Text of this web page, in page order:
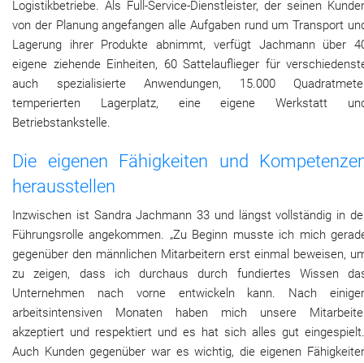
Logistikbetriebe. Als Full-Service-Dienstleister, der seinen
von der Planung angefangen alle Aufgaben rund um Transport
Lagerung ihrer Produkte abnimmt, verfügt Jachmann über
eigene ziehende Einheiten, 60 Sattelauflieger für
auch spezialisierte Anwendungen, 15.000
temperierten Lagerplatz, eine eigene Werkstatt
Betriebstankstelle.
Die eigenen Fähigkeiten und
herausstellen
Inzwischen ist Sandra Jachmann 33 und längst vollständig in
Führungsrolle angekommen. „Zu Beginn musste ich mich
gegenüber den männlichen Mitarbeitern erst einmal beweisen,
zu zeigen, dass ich durchaus durch fundiertes Wissen
Unternehmen nach vorne entwickeln kann. Nach
arbeitsintensiven Monaten haben mich unsere
akzeptiert und respektiert und es hat sich alles gut
Auch Kunden gegenüber war es wichtig, die eigenen